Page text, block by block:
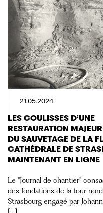
21.05.2024
LES COULISSES D’UNE
RESTAURATION
DU SAUVETAGE DE LA
CATHÉDRALE DE
MAINTENANT EN LIGNE
Le "Journal de chantier"
des fondations de la tour
Strasbourg engagé par